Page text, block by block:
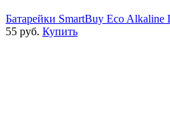
Батарейки SmartBuy Eco
55 руб. Купить